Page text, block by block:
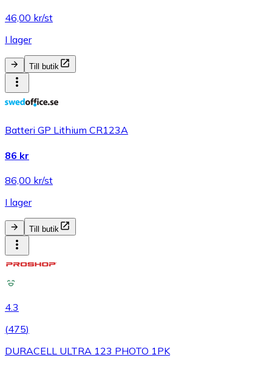
46,00 kr/st
I lager
Till butik
Batteri GP Lithium CR123A
86 kr
86,00 kr/st
I lager
Till butik
4.3
(475)
DURACELL ULTRA 123 PHOTO 1PK